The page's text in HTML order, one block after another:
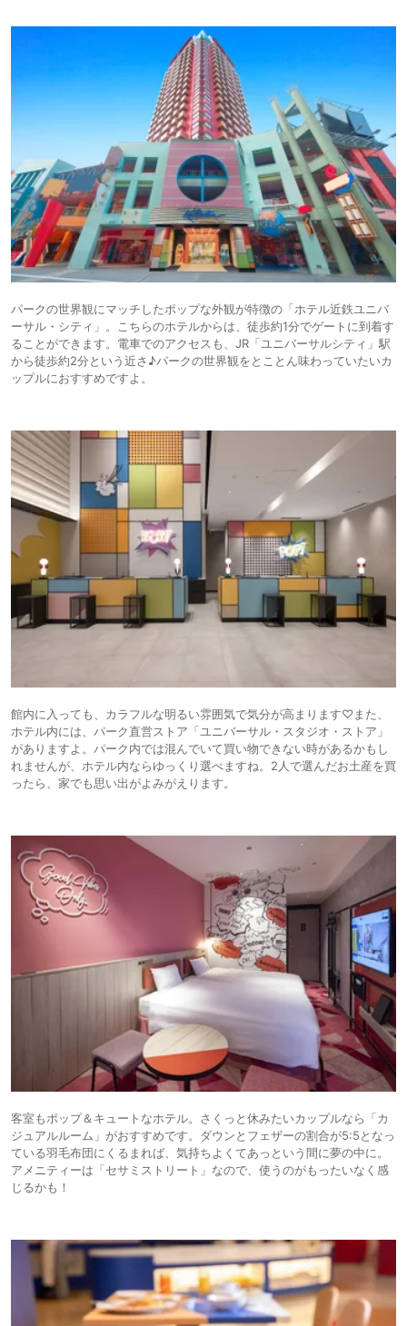
パークの世界観にマッチしたポップな外観が特徴の「ホテル近鉄ユニバ
ーサル・シティ」。こちらのホテルからは、徒歩約1分でゲートに到着す
ることができます。電車でのアクセスも、JR「ユニバーサルシティ」駅
から徒歩約2分という近さ♪パークの世界観をとことん味わっていたいカ
ップルにおすすめですよ。
館内に入っても、カラフルな明るい雰囲気で気分が高まります♡また、
ホテル内には、パーク直営ストア「ユニバーサル・スタジオ・ストア」
がありますよ。パーク内では混んでいて買い物できない時があるかもし
れませんが、ホテル内ならゆっくり選べますね。2人で選んだお土産を買
ったら、家でも思い出がよみがえります。
客室もポップ＆キュートなホテル。さくっと休みたいカップルなら「カ
ジュアルルーム」がおすすめです。ダウンとフェザーの割合が5:5となっ
ている羽毛布団にくるまれば、気持ちよくてあっという間に夢の中に。
アメニティーは「セサミストリート」なので、使うのがもったいなく感
じるかも！